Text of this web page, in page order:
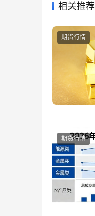
相关推荐
期货行情
期货行情